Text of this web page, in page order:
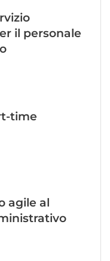
il personale
time
agile al